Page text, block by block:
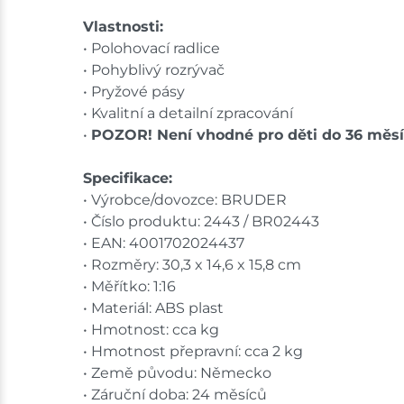
Vlastnosti:
• Polohovací radlice
• Pohyblivý rozrývač
• Pryžové pásy
• Kvalitní a detailní zpracování
• POZOR! Není vhodné pro děti do 36
Specifikace:
• Výrobce/dovozce: BRUDER
• Číslo produktu: 2443 / BR02443
• EAN: 4001702024437
• Rozměry: 30,3 x 14,6 x 15,8 cm
• Měřítko: 1:16
• Materiál: ABS plast
• Hmotnost: cca kg
• Hmotnost přepravní: cca 2 kg
• Země původu: Německo
• Záruční doba: 24 měsíců